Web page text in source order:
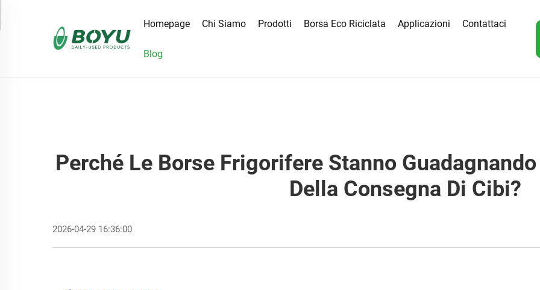
Homepage Chi Siamo Prodotti Borsa Eco Riciclata Applicazioni Contattaci
Blog
Perché Le Borse Frigorifere Stanno
Della Consegna Di Cibi?
2026-04-29 16:36:00